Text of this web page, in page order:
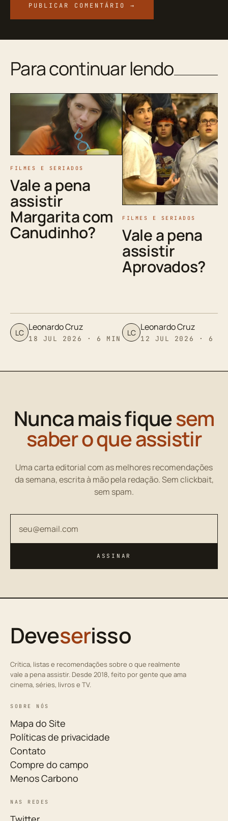
Para continuar lendo
FILMES E SERIADOS
Vale a pena
assistir
Margarita com
Canudinho?
LC Leonardo Cruz
18 JUL 2026 · 6 MIN
FILMES E SERIADOS
Vale a pena
assistir
Aprovados?
LC Leonardo Cruz
12 JUL 2026 · 6
Nunca mais fiquesem
saber o que assistir
Uma carta editorial com as melhores recomendações
da semana, escrita à mão pela redação. Sem clickbait,
sem spam.
ASSINAR
Deveserisso
Crítica, listas e recomendações sobre o que realmente
vale a pena assistir. Desde 2018, feito por gente que ama
cinema, séries, livros e TV.
SOBRE NÓS
Mapa do Site
Políticas de privacidade
Contato
Compre do campo
Menos Carbono
NAS REDES